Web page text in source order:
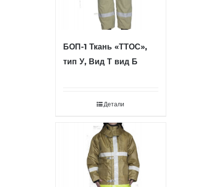
БОП-1 Ткань «ТТОС»,
тип У, Вид Т вид Б
Детали